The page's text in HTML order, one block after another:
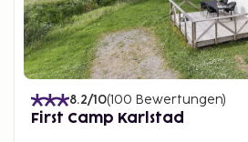
8.2/10(100 Bewertungen)
First Camp Karlstad